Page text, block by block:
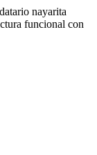
nayarita
funcional con